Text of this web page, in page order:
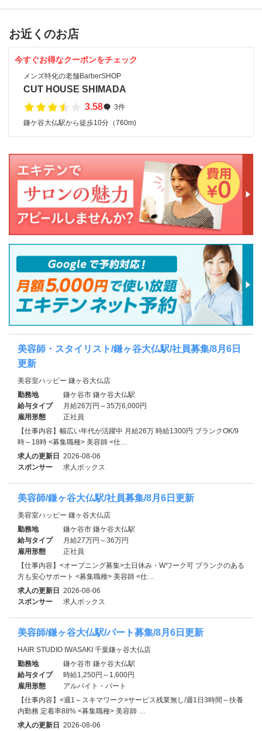
お近くのお店
今すぐお得なクーポンをチェック
メンズ特化の老舗BarberSHOP
CUT HOUSE SHIMADA
3.58
3件
鎌ケ谷大仏駅から徒歩10分（760m)
美容師・スタイリスト/鎌ヶ谷大仏駅/社員募集/8月6日
更新
美容室ハッピー 鎌ヶ谷大仏店
勤務地
鎌ケ谷市 鎌ケ谷大仏駅
給与タイプ
月給26万円～35万6,000円
雇用形態
正社員
【仕事内容】幅広い年代が活躍中 月給26万 時給1300円 ブランクOK/9
時～18時 <募集職種> 美容師 <仕…
求人の更新日 2026-08-06
スポンサー
求人ボックス
美容師/鎌ヶ谷大仏駅/社員募集/8月6日更新
美容室ハッピー 鎌ヶ谷大仏店
勤務地
鎌ケ谷市 鎌ケ谷大仏駅
給与タイプ
月給27万円～36万円
雇用形態
正社員
【仕事内容】<オープニング募集>土日休み・Wワーク可 ブランクのある
方も安心サポート <募集職種> 美容師 <仕…
求人の更新日 2026-08-06
スポンサー
求人ボックス
美容師/鎌ヶ谷大仏駅/パート募集/8月6日更新
HAIR STUDIO IWASAKI 千葉鎌ヶ谷大仏店
勤務地
鎌ケ谷市 鎌ケ谷大仏駅
給与タイプ
時給1,250円～1,600円
雇用形態
アルバイト・パート
【仕事内容】<週1～スキマワーク>サービス残業無し/週1日3時間～扶養
内勤務 定着率88% <募集職種> 美容師 …
求人の更新日 2026-08-06